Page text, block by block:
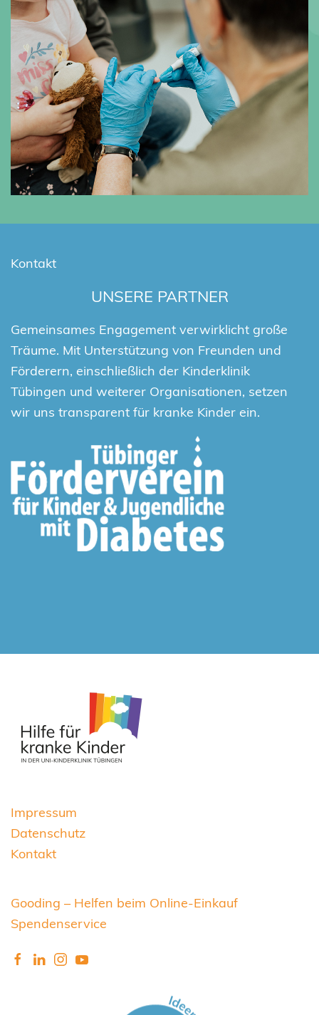
Kontakt
UNSERE PARTNER
Gemeinsames Engagement verwirklicht große
Träume. Mit Unterstützung von Freunden und
Förderern, einschließlich der Kinderklinik
Tübingen und weiterer Organisationen, setzen
wir uns transparent für kranke Kinder ein.
Impressum
Datenschutz
Kontakt
Gooding – Helfen beim Online-Einkauf
Spendenservice